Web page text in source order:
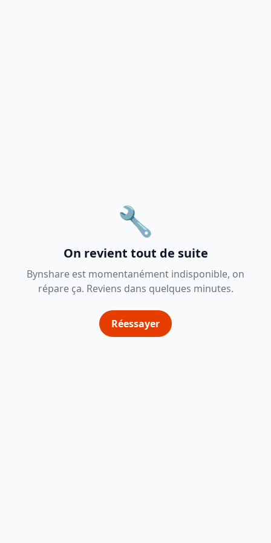
🔧
On revient tout de suite
Bynshare est momentanément indisponible, on
répare ça. Reviens dans quelques minutes.
Réessayer